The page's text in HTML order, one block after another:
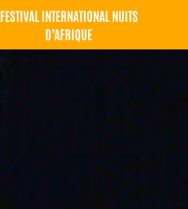
FESTIVAL INTERNATIONAL NUITS
D’AFRIQUE